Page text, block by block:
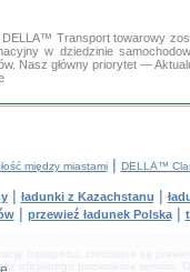
Transport towarowy
w dziedzinie
Nasz główny priorytet —
między miastami| DELLA™
| ładunki z Kazachstanu |
| przewieź ładunek Polska|
transportu, chronione są
oficjalnego pozwolenia serwisu